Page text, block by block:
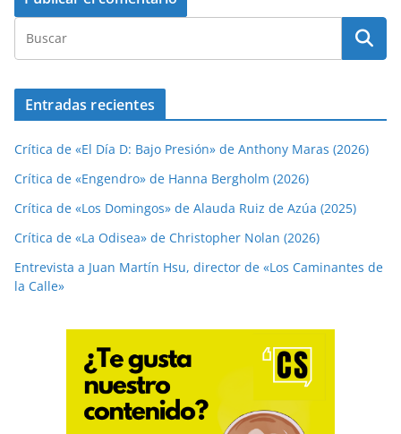
Entradas recientes
Crítica de «El Día D: Bajo Presión» de Anthony Maras (2026)
Crítica de «Engendro» de Hanna Bergholm (2026)
Crítica de «Los Domingos» de Alauda Ruiz de Azúa (2025)
Crítica de «La Odisea» de Christopher Nolan (2026)
Entrevista a Juan Martín Hsu, director de «Los Caminantes de
la Calle»